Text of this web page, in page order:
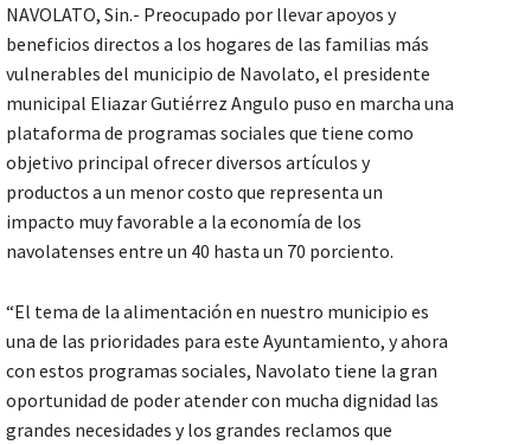
NAVOLATO, Sin.- Preocupado por llevar apoyos y
beneficios directos a los hogares de las familias más
vulnerables del municipio de Navolato, el presidente
municipal Eliazar Gutiérrez Angulo puso en marcha una
plataforma de programas sociales que tiene como
objetivo principal ofrecer diversos artículos y
productos a un menor costo que representa un
impacto muy favorable a la economía de los
navolatenses entre un 40 hasta un 70 porciento.
“El tema de la alimentación en nuestro municipio es
una de las prioridades para este Ayuntamiento, y ahora
con estos programas sociales, Navolato tiene la gran
oportunidad de poder atender con mucha dignidad las
grandes necesidades y los grandes reclamos que